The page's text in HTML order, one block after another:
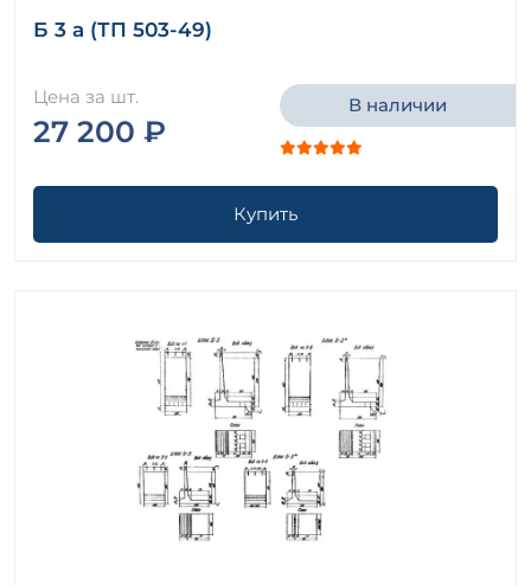
Б 3 а (ТП 503-49)
Цена за шт.
27 200 ₽
В наличии
Купить